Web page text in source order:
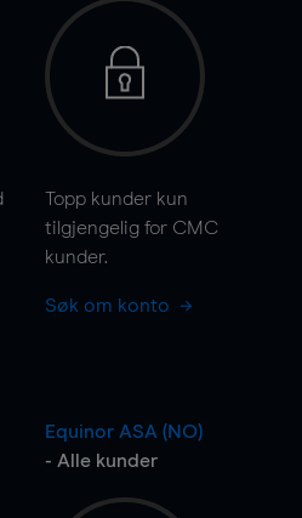
Topp kunder kun
tilgjengelig for CMC
kunder.
Søk om konto
Equinor ASA (NO)
- Alle kunder